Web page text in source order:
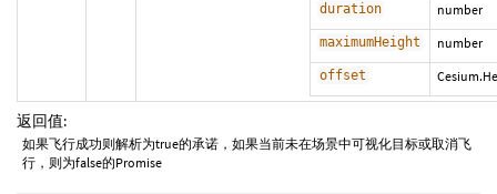
duration number
maximumHeight number
offset
返回值:
如果飞行成功则解析为true的承诺，如果当前未在场景中可视化目标或取消飞
行，则为false的Promise